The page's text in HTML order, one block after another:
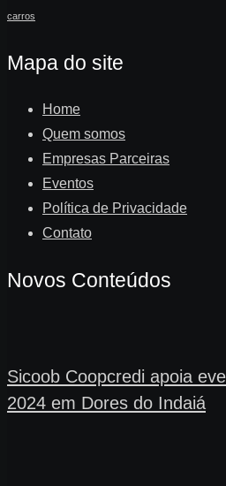
carros
Mapa do site
Home
Quem somos
Empresas Parceiras
Eventos
Política de Privacidade
Contato
Novos Conteúdos
Sicoob Coopcredi apoia
2024 em Dores do Indaiá